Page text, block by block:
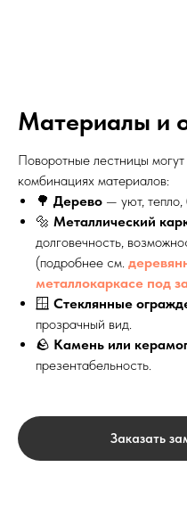
Материалы и
Поворотные лестницы
комбинациях материалов:
🌳 Дерево — уют, тепло,
🔩 Металлический
долговечность,
(подробнее см.
металлокаркасе под
🪟 Стеклянные
прозрачный вид.
🪨 Камень или
презентабельность.
Заказать